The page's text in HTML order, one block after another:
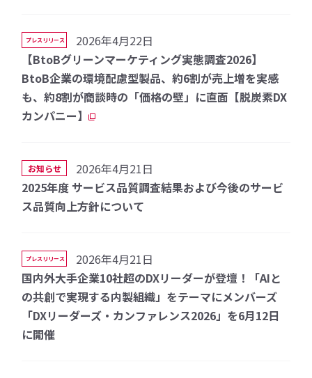
プレスリリース
2026年4月22日
【BtoBグリーンマーケティング実態調査2026】
BtoB企業の環境配慮型製品、約6割が売上増を実感
も、約8割が商談時の「価格の壁」に直面【脱炭素DX
カンパニー】
お知らせ
2026年4月21日
2025年度 サービス品質調査結果および今後のサービ
ス品質向上方針について
プレスリリース
2026年4月21日
国内外大手企業10社超のDXリーダーが登壇！「AIと
の共創で実現する内製組織」をテーマにメンバーズ
「DXリーダーズ・カンファレンス2026」を6月12日
に開催